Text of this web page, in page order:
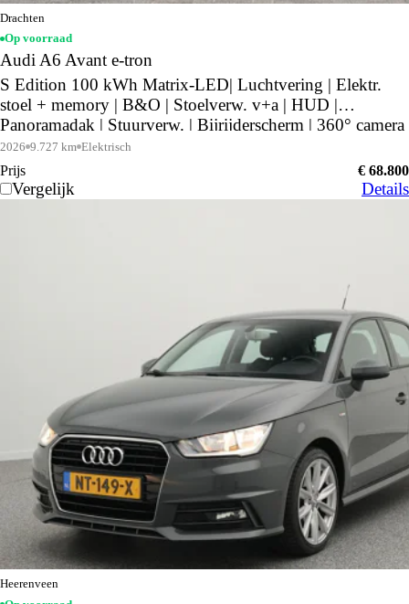
Drachten
Op voorraad
Audi A6 Avant e-tron
S Edition 100 kWh Matrix-LED| Luchtvering | Elektr.
stoel + memory | B&O | Stoelverw. v+a | HUD |
Panoramadak | Stuurverw. | Bijrijderscherm | 360° camera
| Keyless |
2026 9.727 km Elektrisch
Prijs € 68.800
Vergelijk Details
Heerenveen